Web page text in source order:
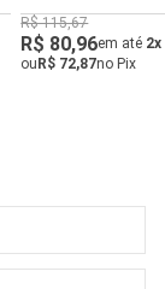
R$ 115,67
R$ 80,96em até 2x
ouR$ 72,87no Pix